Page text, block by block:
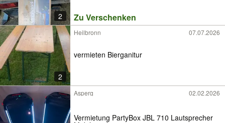
2 Zu Verschenken
2
Heilbronn 07.07.2026
vermieten Bierganitur
Asperg 02.02.2026
Vermietung PartyBox JBL 710 Lautsprecher